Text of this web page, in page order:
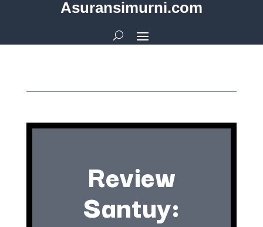
Asuransimurni.com
Review
Santuy: